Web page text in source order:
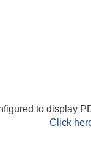
to display
Click